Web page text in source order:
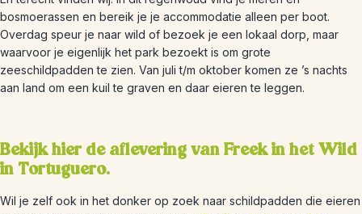
bosmoerassen en bereik je je accommodatie alleen per boot.
Overdag speur je naar wild of bezoek je een lokaal dorp, maar
waarvoor je eigenlijk het park bezoekt is om grote
zeeschildpadden te zien. Van juli t/m oktober komen ze ’s nachts
aan land om een kuil te graven en daar eieren te leggen.
Bekijk hier de aflevering van Freek in het Wild
in Tortuguero.
Wil je zelf ook in het donker op zoek naar schildpadden die eieren